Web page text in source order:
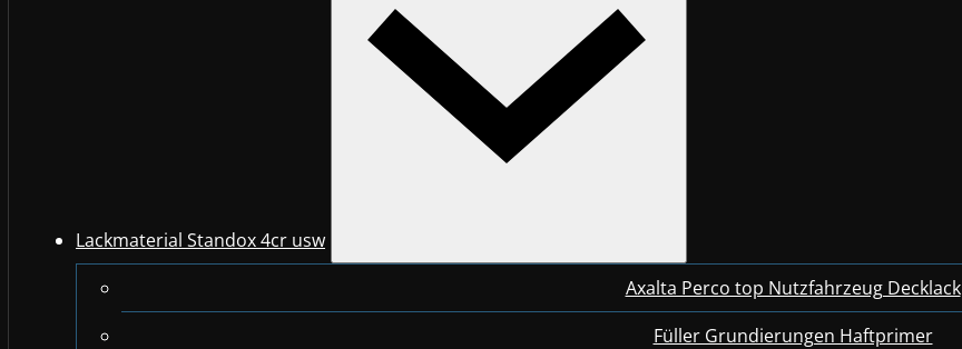
Lackmaterial Standox 4cr usw
Axalta Perco top Nutzfahrzeug Decklack
Füller Grundierungen Haftprimer